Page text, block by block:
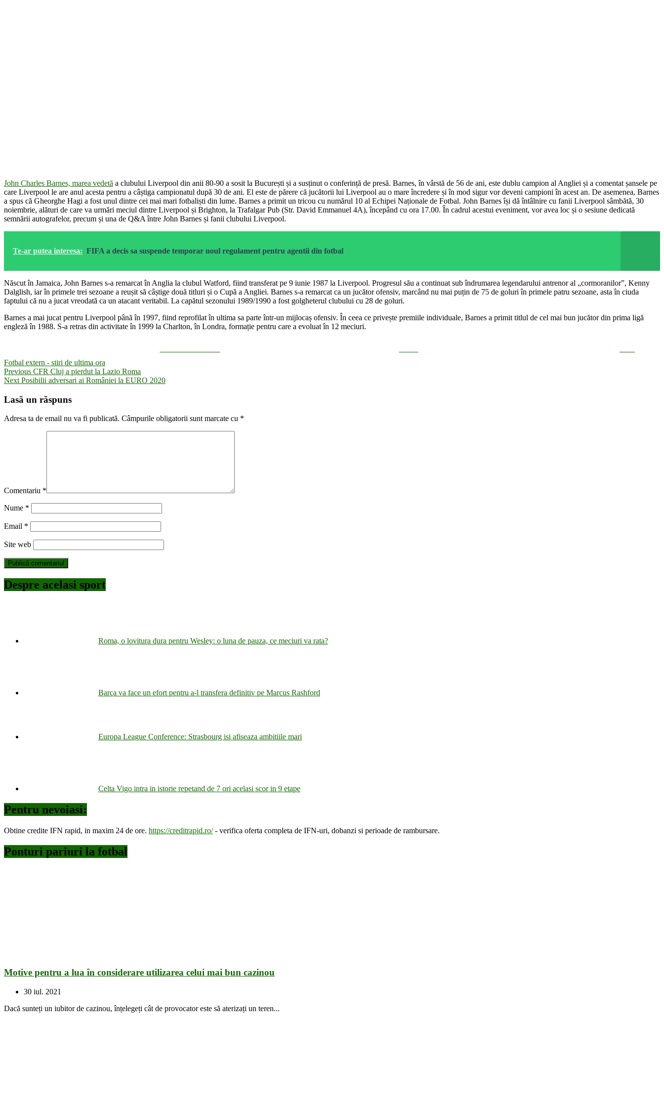
John Charles Barnes, marea vedetă a clubului Liverpool din anii 80-90 a sosit la București și a susținut o conferință de presă. Barnes, în vârstă de 56 de ani, este dublu campion al Angliei și a comentat șansele pe
care Liverpool le are anul acesta pentru a câștiga campionatul după 30 de ani. El este de părere că jucătorii lui Liverpool au o mare încredere și în mod sigur vor deveni campioni în acest an. De asemenea, Barnes
a spus că Gheorghe Hagi a fost unul dintre cei mai mari fotbaliști din lume. Barnes a primit un tricou cu numărul 10 al Echipei Naționale de Fotbal. John Barnes își dă întâlnire cu fanii Liverpool sâmbătă, 30
noiembrie, alături de care va urmări meciul dintre Liverpool și Brighton, la Trafalgar Pub (Str. David Emmanuel 4A), începând cu ora 17.00. În cadrul acestui eveniment, vor avea loc și o sesiune dedicată
semnării autografelor, precum și una de Q&A între John Barnes și fanii clubului Liverpool.
Te-ar putea interesa: FIFA a decis sa suspende temporar noul regulament pentru agentii din fotbal
Născut în Jamaica, John Barnes s-a remarcat în Anglia la clubul Watford, fiind transferat pe 9 iunie 1987 la Liverpool. Progresul său a continuat sub îndrumarea legendarului antrenor al „cormoranilor”, Kenny
Dalglish, iar în primele trei sezoane a reușit să câștige două titluri și o Cupă a Angliei. Barnes s-a remarcat ca un jucător ofensiv, marcând nu mai puțin de 75 de goluri în primele patru sezoane, asta în ciuda
faptului că nu a jucat vreodată ca un atacant veritabil. La capătul sezonului 1989/1990 a fost golgheterul clubului cu 28 de goluri.
Barnes a mai jucat pentru Liverpool până în 1997, fiind reprofilat în ultima sa parte într-un mijlocaș ofensiv. În ceea ce privește premiile individuale, Barnes a primit titlul de cel mai bun jucător din prima ligă
engleză în 1988. S-a retras din activitate în 1999 la Charlton, în Londra, formație pentru care a evoluat în 12 meciuri.
Fotbal extern - stiri de ultima ora
Navigare
în
articole
Previous Previous
post:
CFR Cluj a pierdut la Lazio Roma
Next Next
Posibilii adversari ai României la EURO 2020
Lasă un răspuns
Adresa ta de email nu va fi publicată. Câmpurile obligatorii sunt marcate cu *
Comentariu *
Nume *
Email *
Site web
Despre acelasi sport
Roma, o lovitura dura pentru Wesley: o luna de pauza, ce meciuri va rata?
Barça va face un efort pentru a-l transfera definitiv pe Marcus Rashford
Europa League Conference: Strasbourg isi afiseaza ambitiile mari
Celta Vigo intra in istorie repetand de 7 ori acelasi scor in 9 etape
Pentru nevoiasi:
Obtine credite IFN rapid, in maxim 24 de ore. https://creditrapid.ro/- verifica oferta completa de IFN-uri, dobanzi si perioade de rambursare.
Ponturi pariuri la fotbal
Motive pentru a lua în considerare utilizarea celui mai bun cazinou
30 iul. 2021
Dacă sunteți un iubitor de cazinou, înțelegeți cât de provocator este să aterizați un teren...